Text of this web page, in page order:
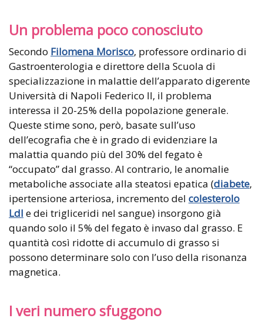
Un problema poco conosciuto
Secondo Filomena Morisco, professore ordinario di
Gastroenterologia e direttore della Scuola di
specializzazione in malattie dell’apparato digerente
Università di Napoli Federico II, il problema
interessa il 20-25% della popolazione generale.
Queste stime sono, però, basate sull’uso
dell’ecografia che è in grado di evidenziare la
malattia quando più del 30% del fegato è
“occupato” dal grasso. Al contrario, le anomalie
metaboliche associate alla steatosi epatica (diabete,
ipertensione arteriosa, incremento del colesterolo
Ldl e dei trigliceridi nel sangue) insorgono già
quando solo il 5% del fegato è invaso dal grasso. E
quantità così ridotte di accumulo di grasso si
possono determinare solo con l’uso della risonanza
magnetica.
I veri numero sfuggono